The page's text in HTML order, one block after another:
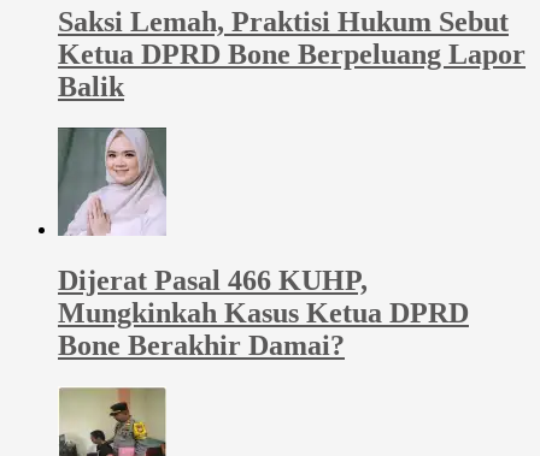
Saksi Lemah, Praktisi Hukum Sebut
Ketua DPRD Bone Berpeluang Lapor
Balik
Dijerat Pasal 466 KUHP,
Mungkinkah Kasus Ketua DPRD
Bone Berakhir Damai?